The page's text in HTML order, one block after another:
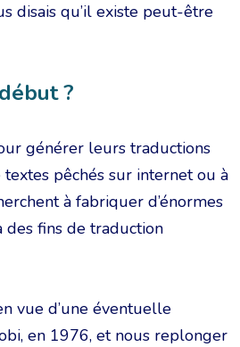
disais qu’il existe peut-être
?
générer leurs traductions
pêchés sur internet ou à
à fabriquer d’énormes
des fins de traduction
vue d’une éventuelle
en 1976, et nous replonger